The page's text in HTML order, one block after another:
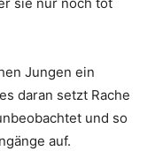
Jungen ein
daran setzt Rache
und so
auf.